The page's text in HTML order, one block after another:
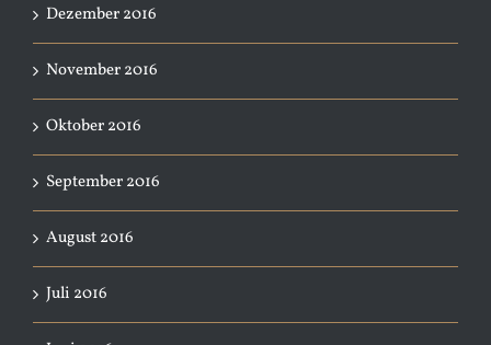
Dezember 2016
November 2016
Oktober 2016
September 2016
August 2016
Juli 2016